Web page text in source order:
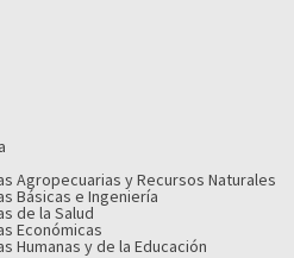
Agropecuarias y Recursos Naturales
Básicas e Ingeniería
de la Salud
Económicas
Humanas y de la Educación